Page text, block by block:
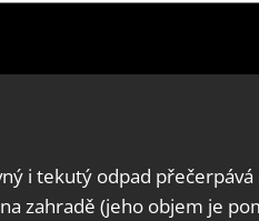
předcházení a zjišťování
Poskytování a zobrazování
i tekutý odpad přečerpává
zahradě (jeho objem je